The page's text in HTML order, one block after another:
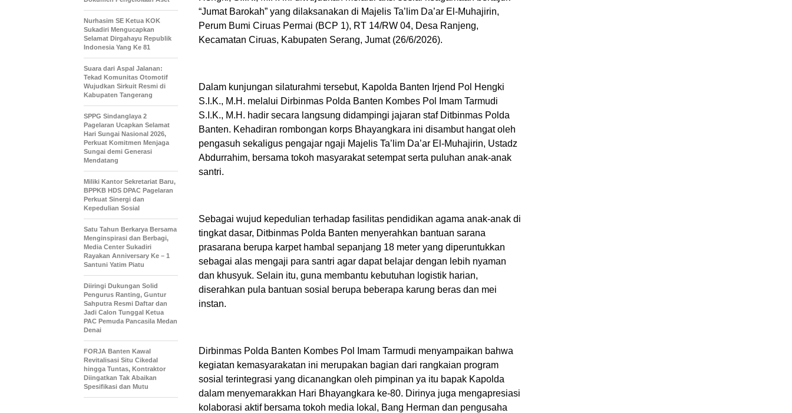
“Jumat Barokah” yang dilaksanakan di Majelis Ta’lim Da’ar El-Muhajirin,
Perum Bumi Ciruas Permai (BCP 1), RT 14/RW 04, Desa Ranjeng,
Kecamatan Ciruas, Kabupaten Serang, Jumat (26/6/2026).
Dalam kunjungan silaturahmi tersebut, Kapolda Banten Irjend Pol Hengki
S.I.K., M.H. melalui Dirbinmas Polda Banten Kombes Pol Imam Tarmudi
S.I.K., M.H. hadir secara langsung didampingi jajaran staf Ditbinmas Polda
Banten. Kehadiran rombongan korps Bhayangkara ini disambut hangat oleh
pengasuh sekaligus pengajar ngaji Majelis Ta’lim Da’ar El-Muhajirin, Ustadz
Abdurrahim, bersama tokoh masyarakat setempat serta puluhan anak-anak
santri.
Sebagai wujud kepedulian terhadap fasilitas pendidikan agama anak-anak di
tingkat dasar, Ditbinmas Polda Banten menyerahkan bantuan sarana
prasarana berupa karpet hambal sepanjang 18 meter yang diperuntukkan
sebagai alas mengaji para santri agar dapat belajar dengan lebih nyaman
dan khusyuk. Selain itu, guna membantu kebutuhan logistik harian,
diserahkan pula bantuan sosial berupa beberapa karung beras dan mei
instan.
Dirbinmas Polda Banten Kombes Pol Imam Tarmudi menyampaikan bahwa
kegiatan kemasyarakatan ini merupakan bagian dari rangkaian program
sosial terintegrasi yang dicanangkan oleh pimpinan ya itu bapak Kapolda
dalam menyemarakkan Hari Bhayangkara ke-80. Dirinya juga mengapresiasi
kolaborasi aktif bersama tokoh media lokal, Bang Herman dan pengusaha
Nurhasim SE Ketua KOK
Sukadiri Mengucapkan
Selamat Dirgahayu Republik
Indonesia Yang Ke 81
Suara dari Aspal Jalanan:
Tekad Komunitas Otomotif
Wujudkan Sirkuit Resmi di
Kabupaten Tangerang
SPPG Sindanglaya 2
Pagelaran Ucapkan Selamat
Hari Sungai Nasional 2026,
Perkuat Komitmen Menjaga
Sungai demi Generasi
Mendatang
Miliki Kantor Sekretariat Baru,
BPPKB HDS DPAC Pagelaran
Perkuat Sinergi dan
Kepedulian Sosial
Satu Tahun Berkarya Bersama
Menginspirasi dan Berbagi,
Media Center Sukadiri
Rayakan Anniversary Ke – 1
Santuni Yatim Piatu
Diiringi Dukungan Solid
Pengurus Ranting, Guntur
Sahputra Resmi Daftar dan
Jadi Calon Tunggal Ketua
PAC Pemuda Pancasila Medan
Denai
FORJA Banten Kawal
Revitalisasi Situ Cikedal
hingga Tuntas, Kontraktor
Diingatkan Tak Abaikan
Spesifikasi dan Mutu